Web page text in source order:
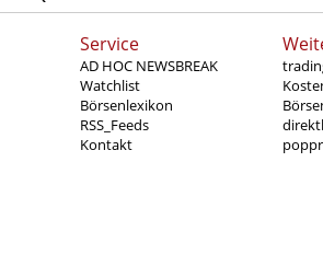
Service
AD HOC NEWSBREAK
Watchlist
Börsenlexikon
RSS_Feeds
Kontakt